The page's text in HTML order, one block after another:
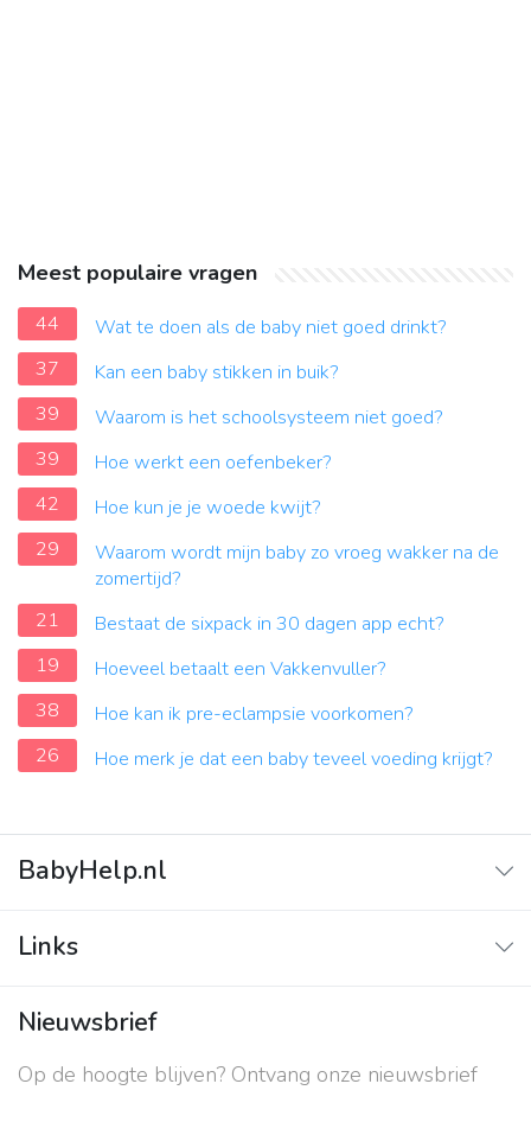
Meest populaire vragen
44
Wat te doen als de baby niet goed drinkt?
37
Kan een baby stikken in buik?
39
Waarom is het schoolsysteem niet goed?
39
Hoe werkt een oefenbeker?
42
Hoe kun je je woede kwijt?
29
Waarom wordt mijn baby zo vroeg wakker na de
zomertijd?
21
Bestaat de sixpack in 30 dagen app echt?
19
Hoeveel betaalt een Vakkenvuller?
38
Hoe kan ik pre-eclampsie voorkomen?
26
Hoe merk je dat een baby teveel voeding krijgt?
BabyHelp.nl
Vraag & Antwoord
Links
Contact
Over ons
Nieuwsbrief
Op de hoogte blijven? Ontvang onze nieuwsbrief